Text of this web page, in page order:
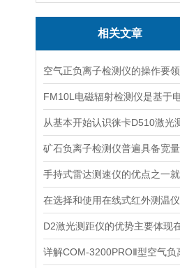
相关文章
空气正负离子检测仪的操作要领